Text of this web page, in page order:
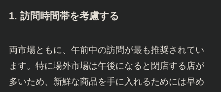
1. 訪問時間帯を考慮する
両市場ともに、午前中の訪問が最も推奨されてい
ます。特に場外市場は午後になると閉店する店が
多いため、新鮮な商品を手に入れるためには早め